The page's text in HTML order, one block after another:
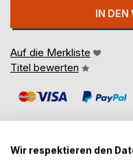
IN DEN
Auf die Merkliste
Titel bewerten
Wir respektieren den